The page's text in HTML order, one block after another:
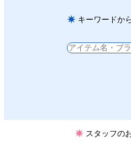
キーワードか
スタッフの